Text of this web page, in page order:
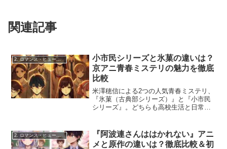
関連記事
2. ロマンス・ヒューマンドラマ
小市民シリーズと氷菓の違いは？
京アニ青春ミステリの魅力を徹底
比較
米澤穂信による2つの人気青春ミステリ、
『氷菓（古典部シリーズ）』と『小市民
シリーズ』。どちらも高校生活と日常の
には大きな違いがあります。この記事で
は、共通点と相違点を深...
『阿波連さんははかれない』アニ
メと原作の違いは？徹底比較＆初